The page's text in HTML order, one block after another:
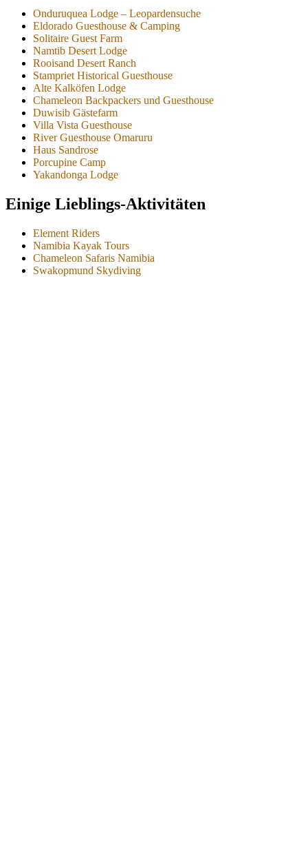
Onduruquea Lodge – Leopardensuche
Eldorado Guesthouse & Camping
Solitaire Guest Farm
Namtib Desert Lodge
Rooisand Desert Ranch
Stampriet Historical Guesthouse
Alte Kalköfen Lodge
Chameleon Backpackers und Guesthouse
Duwisib Gästefarm
Villa Vista Guesthouse
River Guesthouse Omaruru
Haus Sandrose
Porcupine Camp
Yakandonga Lodge
Einige Lieblings-Aktivitäten
Element Riders
Namibia Kayak Tours
Chameleon Safaris Namibia
Swakopmund Skydiving